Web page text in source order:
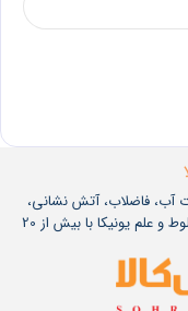
آب، فاضلاب، آتش نشانی،
گاز، استخر، پمپ های آبرسانی و متعلقات، شیر مخلوط و علم یونیکا با بیش از 20